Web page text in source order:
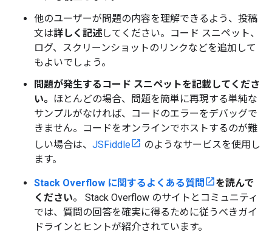
他のユーザーが問題の内容を理解できるよう、投稿
文は詳しく記述してください。コード スニペット、
ログ、スクリーンショットのリンクなどを追加して
もよいでしょう。
問題が発生するコード スニペットを記載してくださ
い。 ほとんどの場合、問題を簡単に再現する単純な
サンプルがなければ、コードのエラーをデバッグで
きません。コードをオンラインでホストするのが難
しい場合は、 JSFiddle
のようなサービスを使用し
ます。
Stack Overflow に関するよくある質問
を読んで
ください。 Stack Overflow のサイトとコミュニティ
では、質問の回答を確実に得るために従うべきガイ
ドラインとヒントが紹介されています。